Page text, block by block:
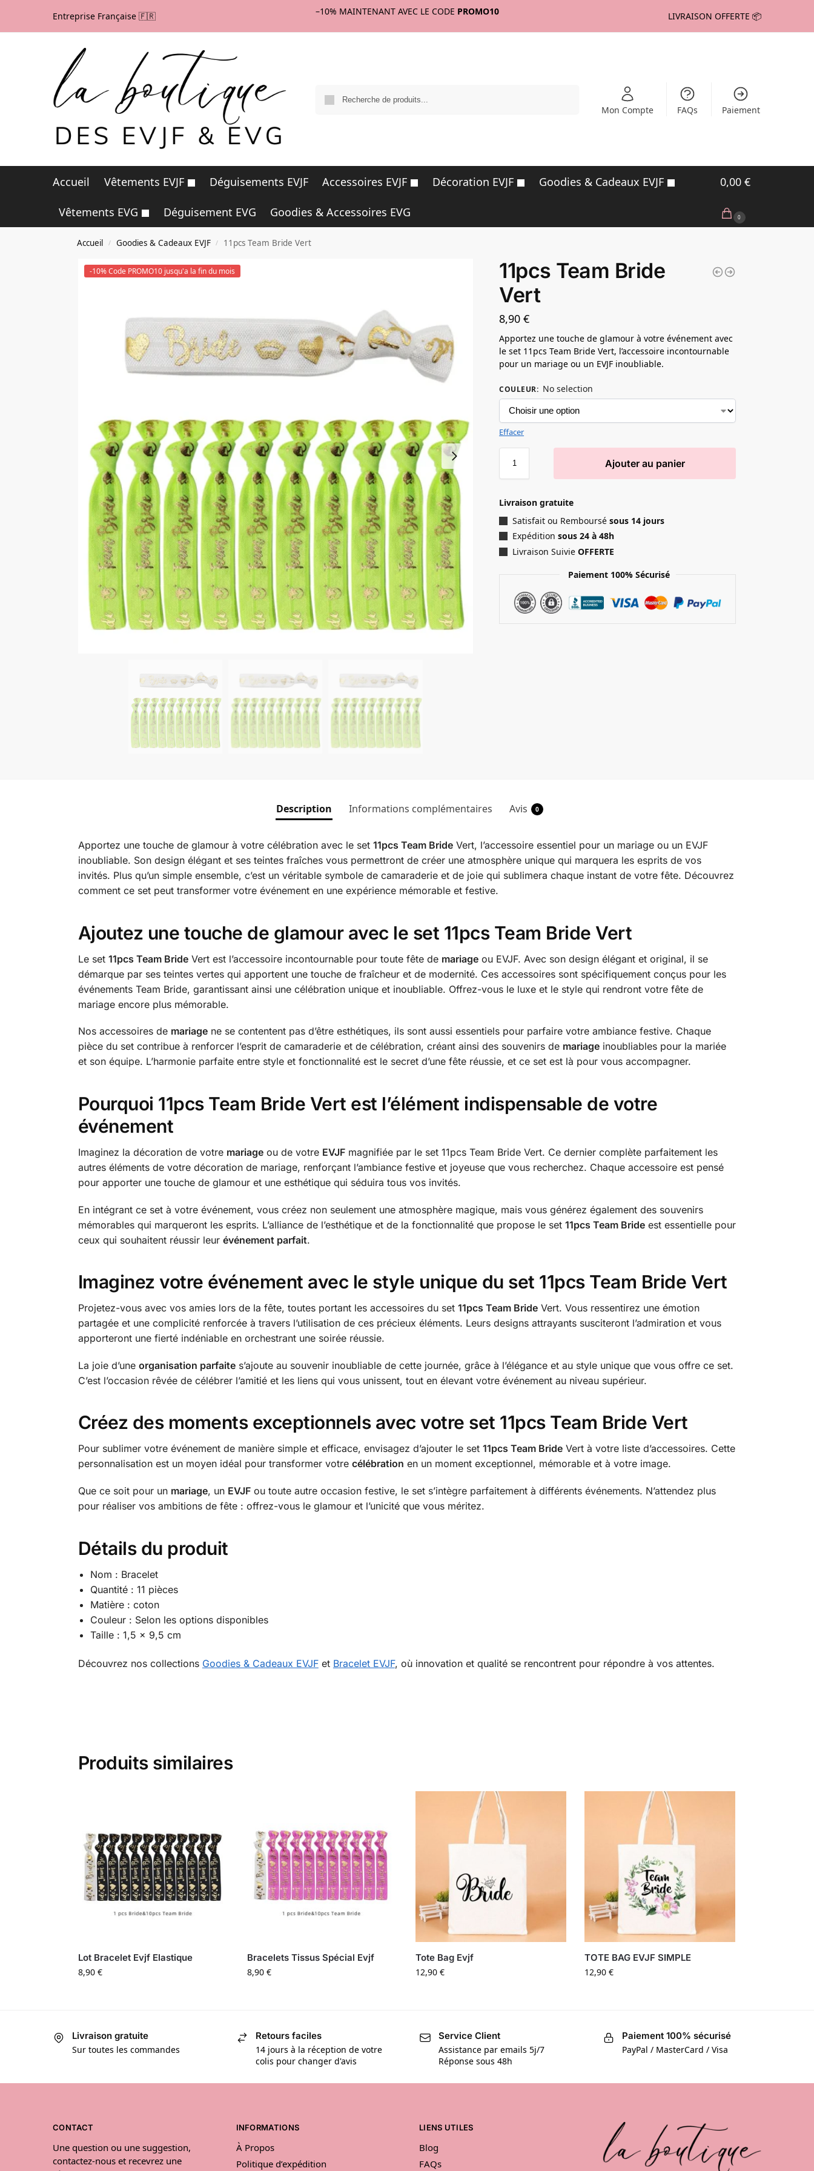
Entreprise Française 🇫🇷 –10% MAINTENANT AVEC LE CODE PROMO10 LIVRAISON OFFERTE 📦
Mon Compte FAQs Paiement
Accueil Vêtements EVJF Déguisements EVJF Accessoires EVJF Décoration EVJF Goodies & Cadeaux EVJF
Vêtements EVG Déguisement EVG Goodies & Accessoires EVG
0,00 €
0
Accueil / Goodies & Cadeaux EVJF / 11pcs Team Bride Vert
-10% Code PROMO10 jusqu'a la fin du mois
11pcs Team Bride
Vert
8,90€
Apportez une touche de glamour à votre événement avec
le set 11pcs Team Bride Vert, l’accessoire incontournable
pour un mariage ou un EVJF inoubliable.
COULEUR: No selection
Effacer
Ajouter au panier
Livraison gratuite
Satisfait ou Remboursésous 14 jours
Expédition sous 24 à 48h
Livraison SuivieOFFERTE
Paiement 100% Sécurisé
Description Informations complémentaires Avis 0
Apportez une touche de glamour à votre célébration avec le set 11pcs Team BrideVert, l’accessoire essentiel pour un mariage ou un EVJF
inoubliable. Son design élégant et ses teintes fraîches vous permettront de créer une atmosphère unique qui marquera les esprits de vos
invités. Plus qu’un simple ensemble, c’est un véritable symbole de camaraderie et de joie qui sublimera chaque instant de votre fête. Découvrez
comment ce set peut transformer votre événement en une expérience mémorable et festive.
Ajoutez une touche de glamour avec le set 11pcs Team Bride Vert
Le set 11pcs Team BrideVert est l’accessoire incontournable pour toute fête de mariageou EVJF. Avec son design élégant et original, il se
démarque par ses teintes vertes qui apportent une touche de fraîcheur et de modernité. Ces accessoires sont spécifiquement conçus pour les
événements Team Bride, garantissant ainsi une célébration unique et inoubliable. Offrez-vous le luxe et le style qui rendront votre fête de
mariage encore plus mémorable.
Nos accessoires de mariagene se contentent pas d’être esthétiques, ils sont aussi essentiels pour parfaire votre ambiance festive. Chaque
pièce du set contribue à renforcer l’esprit de camaraderie et de célébration, créant ainsi des souvenirs de mariageinoubliables pour la mariée
et son équipe. L’harmonie parfaite entre style et fonctionnalité est le secret d’une fête réussie, et ce set est là pour vous accompagner.
Pourquoi 11pcs Team Bride Vert est l’élément indispensable de votre
événement
Imaginez la décoration de votre mariageou de votre EVJFmagnifiée par le set 11pcs Team Bride Vert. Ce dernier complète parfaitement les
autres éléments de votre décoration de mariage, renforçant l’ambiance festive et joyeuse que vous recherchez. Chaque accessoire est pensé
pour apporter une touche de glamour et une esthétique qui séduira tous vos invités.
En intégrant ce set à votre événement, vous créez non seulement une atmosphère magique, mais vous générez également des souvenirs
mémorables qui marqueront les esprits. L’alliance de l’esthétique et de la fonctionnalité que propose le set 11pcs Team Brideest essentielle pour
ceux qui souhaitent réussir leur événement parfait.
Imaginez votre événement avec le style unique du set 11pcs Team Bride Vert
Projetez-vous avec vos amies lors de la fête, toutes portant les accessoires du set 11pcs Team BrideVert. Vous ressentirez une émotion
partagée et une complicité renforcée à travers l’utilisation de ces précieux éléments. Leurs designs attrayants susciteront l’admiration et vous
apporteront une fierté indéniable en orchestrant une soirée réussie.
La joie d’une organisation parfaites’ajoute au souvenir inoubliable de cette journée, grâce à l’élégance et au style unique que vous offre ce set.
C’est l’occasion rêvée de célébrer l’amitié et les liens qui vous unissent, tout en élevant votre événement au niveau supérieur.
Créez des moments exceptionnels avec votre set 11pcs Team Bride Vert
Pour sublimer votre événement de manière simple et efficace, envisagez d’ajouter le set 11pcs Team BrideVert à votre liste d’accessoires. Cette
personnalisation est un moyen idéal pour transformer votre célébration en un moment exceptionnel, mémorable et à votre image.
Que ce soit pour un mariage, un EVJFou toute autre occasion festive, le set s’intègre parfaitement à différents événements. N’attendez plus
pour réaliser vos ambitions de fête : offrez-vous le glamour et l’unicité que vous méritez.
Détails du produit
Nom : Bracelet
Quantité : 11 pièces
Matière : coton
Couleur : Selon les options disponibles
Taille : 1,5 x 9,5 cm
Découvrez nos collections Goodies & Cadeaux EVJFet Bracelet EVJF, où innovation et qualité se rencontrent pour répondre à vos attentes.
Produits similaires
Lot Bracelet Evjf Elastique
8,90 €
Bracelets Tissus Spécial Evjf
8,90 €
Tote Bag Evjf
12,90€
TOTE BAG EVJF SIMPLE
12,90€
Livraison gratuite
Sur toutes les commandes
Retours faciles
14 jours à la réception de votre
colis pour changer d'avis
Service Client
Assistance par emails 5j/7
Réponse sous 48h
Paiement 100% sécurisé
PayPal / MasterCard / Visa
CONTACT
Une question ou une suggestion,
contactez-nous et recevrez une
INFORMATIONS
À Propos
Politique d’expédition
LIENS UTILES
Blog
FAQs